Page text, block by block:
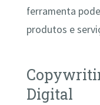
ferramenta
produtos e
Digital